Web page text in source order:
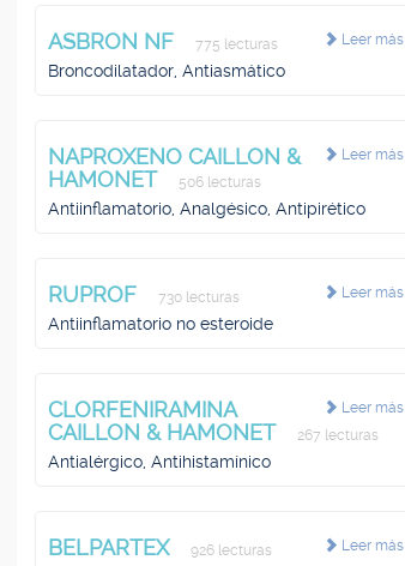
Leer más
ASBRON NF 775 lecturas
Broncodilatador, Antiasmático
Leer más
NAPROXENO CAILLON &
HAMONET
506 lecturas
Antiinflamatorio, Analgésico, Antipirético
Leer más
RUPROF 730 lecturas
Antiinflamatorio no esteroide
Leer más
CLORFENIRAMINA
CAILLON & HAMONET
267 lecturas
Antialérgico, Antihistamínico
Leer más
BELPARTEX 926 lecturas